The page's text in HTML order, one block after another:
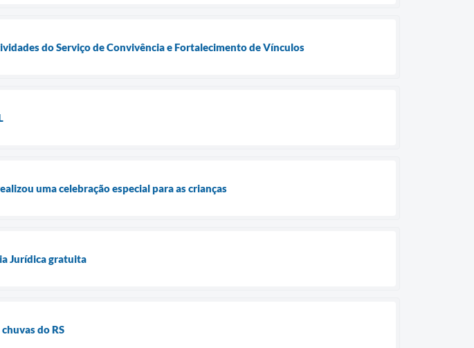
do Serviço de Convivência e Fortalecimento de Vínculos
uma celebração especial para as crianças
Jurídica gratuita
do RS